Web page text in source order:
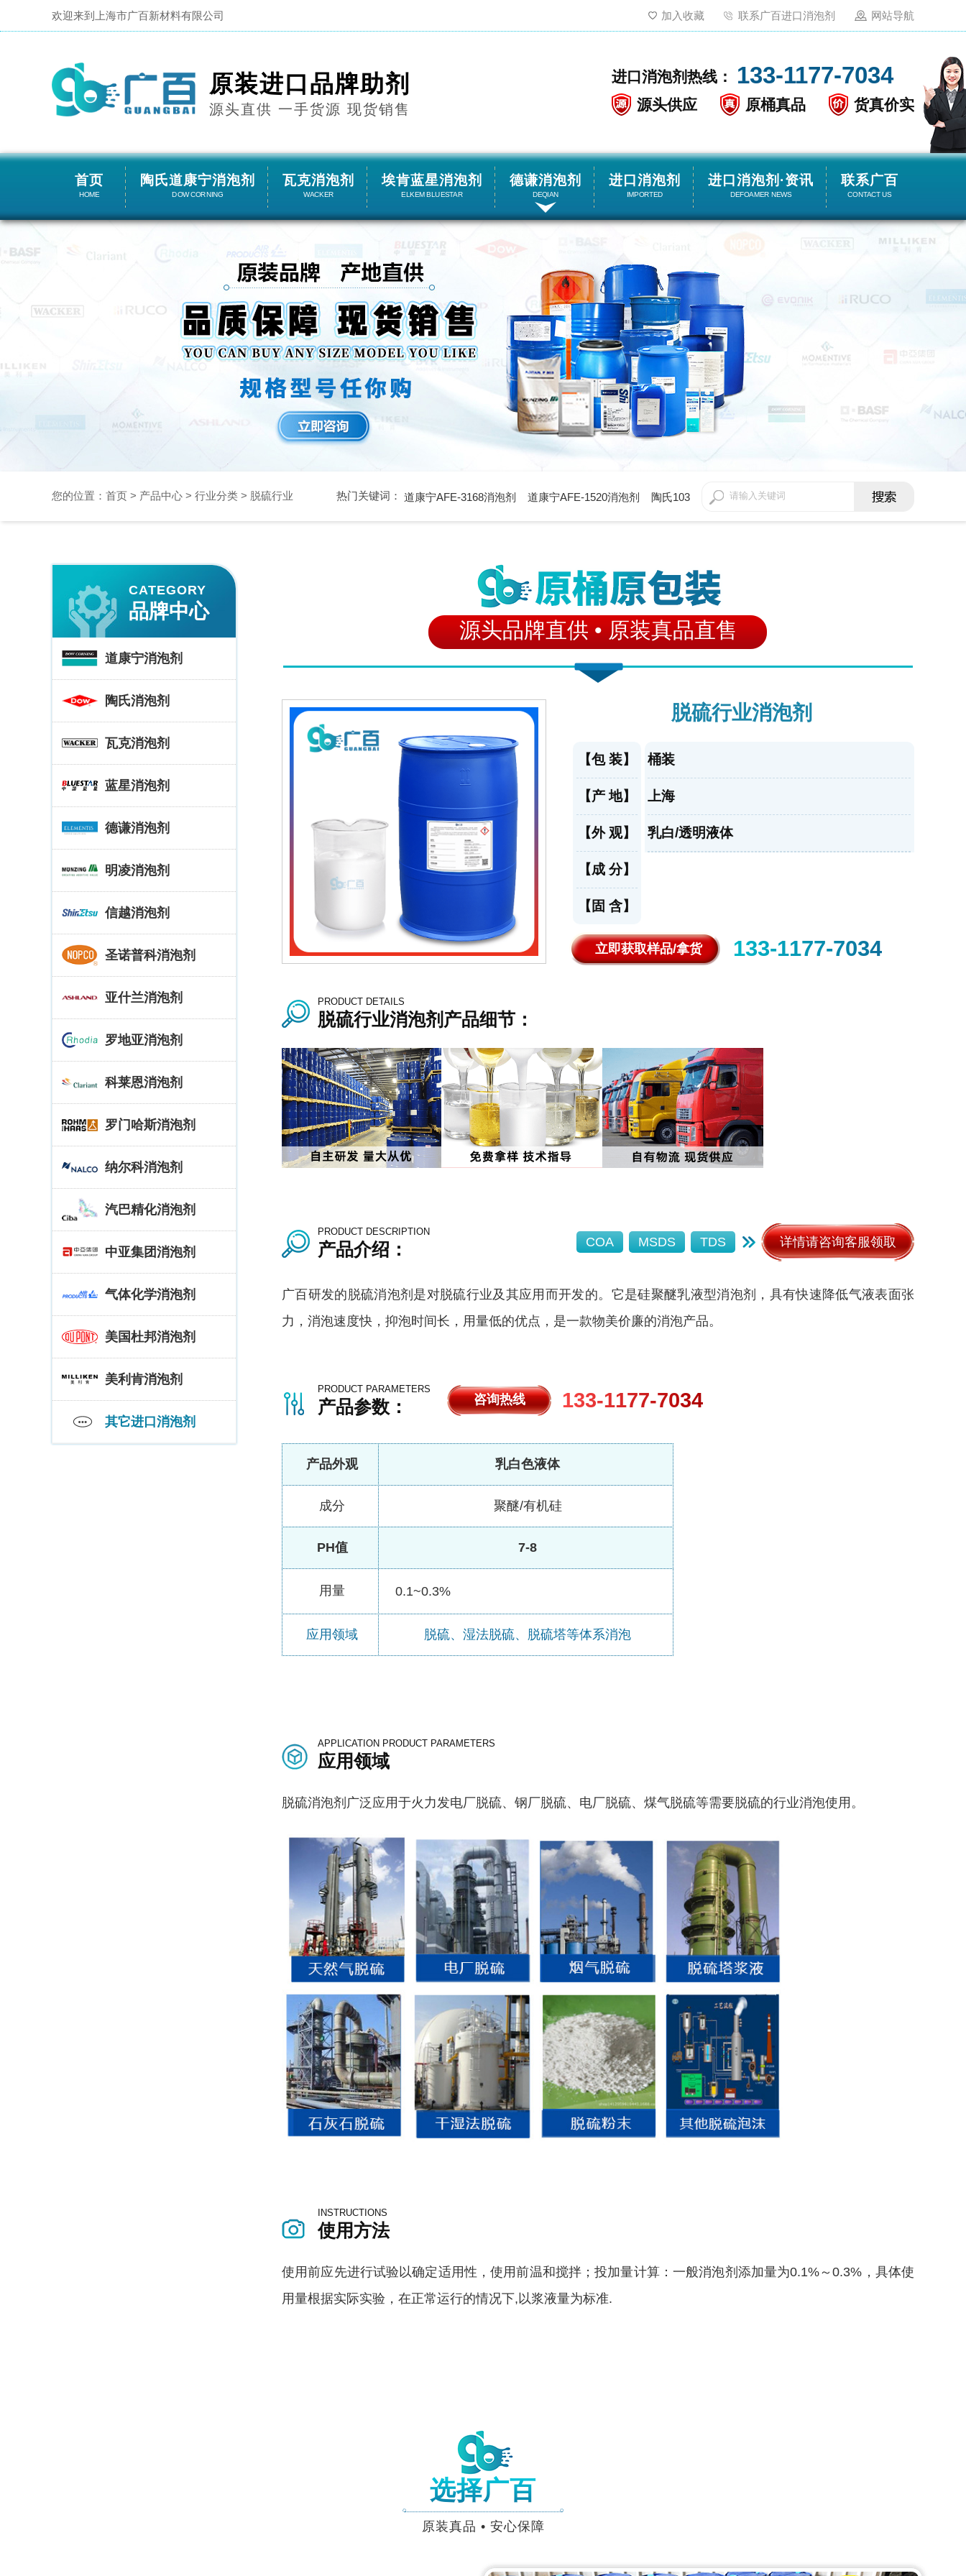
欢迎来到上海市广百新材料有限公司 加入收藏 联系广百进口消泡剂 网站导航
原装进口品牌助剂
源头直供 一手货源 现货销售
进口消泡剂热线： 133-1177-7034
源头供应 原桶真品 货真价实
首页
HOME
陶氏道康宁消泡剂
DOW CORNING
瓦克消泡剂
WACKER
埃肯蓝星消泡剂
ELKEM BLUESTAR
德谦消泡剂
DEQIAN
进口消泡剂
IMPORTED
进口消泡剂·资讯
DEFOAMER NEWS
联系广百
CONTACT US
您的位置： 首页 > 产品中心 > 行业分类 > 脱硫行业 热门关键词： 道康宁AFE-3168消泡剂 道康宁AFE-1520消泡剂 陶氏103
CATEGORY
品牌中心
道康宁消泡剂
陶氏消泡剂
瓦克消泡剂
蓝星消泡剂
德谦消泡剂
明凌消泡剂
信越消泡剂
圣诺普科消泡剂
亚什兰消泡剂
罗地亚消泡剂
科莱恩消泡剂
罗门哈斯消泡剂
纳尔科消泡剂
汽巴精化消泡剂
中亚集团消泡剂
气体化学消泡剂
美国杜邦消泡剂
美利肯消泡剂
其它进口消泡剂
源头品牌直供 • 原装真品直售
脱硫行业消泡剂
【包 装】 桶装
【产 地】 上海
【外 观】 乳白/透明液体
【成 分】
【固 含】
立即获取样品/拿货 133-1177-7034
PRODUCT DETAILS
脱硫行业消泡剂产品细节：
PRODUCT DESCRIPTION
产品介绍： COA MSDS TDS 详情请咨询客服领取
广百研发的脱硫消泡剂是对脱硫行业及其应用而开发的。它是硅聚醚乳液型消泡剂，具有快速降低气液表面张
力，消泡速度快，抑泡时间长，用量低的优点，是一款物美价廉的消泡产品。
PRODUCT PARAMETERS
产品参数： 咨询热线 133-1177-7034
产品外观 乳白色液体
成分 聚醚/有机硅
PH值 7-8
用量 0.1~0.3%
应用领域 脱硫、湿法脱硫、脱硫塔等体系消泡
APPLICATION PRODUCT PARAMETERS
应用领域
脱硫消泡剂广泛应用于火力发电厂脱硫、钢厂脱硫、电厂脱硫、煤气脱硫等需要脱硫的行业消泡使用。
INSTRUCTIONS
使用方法
使用前应先进行试验以确定适用性，使用前温和搅拌；投加量计算：一般消泡剂添加量为0.1%～0.3%，具体使
用量根据实际实验，在正常运行的情况下,以浆液量为标准.
选择广百
原装真品 • 安心保障